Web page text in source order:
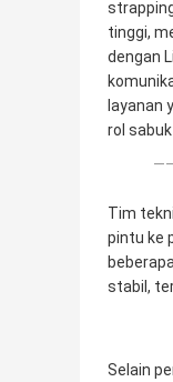
tinggi,
dengan
layanan
rol
Tim
pintu ke
stabil,
Selain